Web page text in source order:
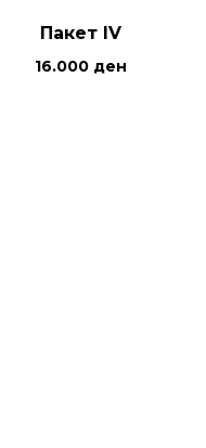
Пакет IV
16.000 ден